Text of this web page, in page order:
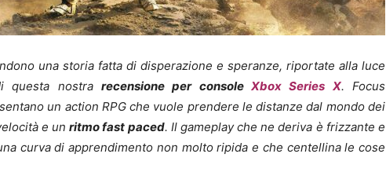
una storia fatta di disperazione e speranze, riportate alla luce
nostra recensione per console Xbox Series X. Focus
un action RPG che vuole prendere le distanze dal mondo dei
e unritmo fast paced. Il gameplay che ne deriva è frizzante e
curva di apprendimento non molto ripida e che centellina le cose